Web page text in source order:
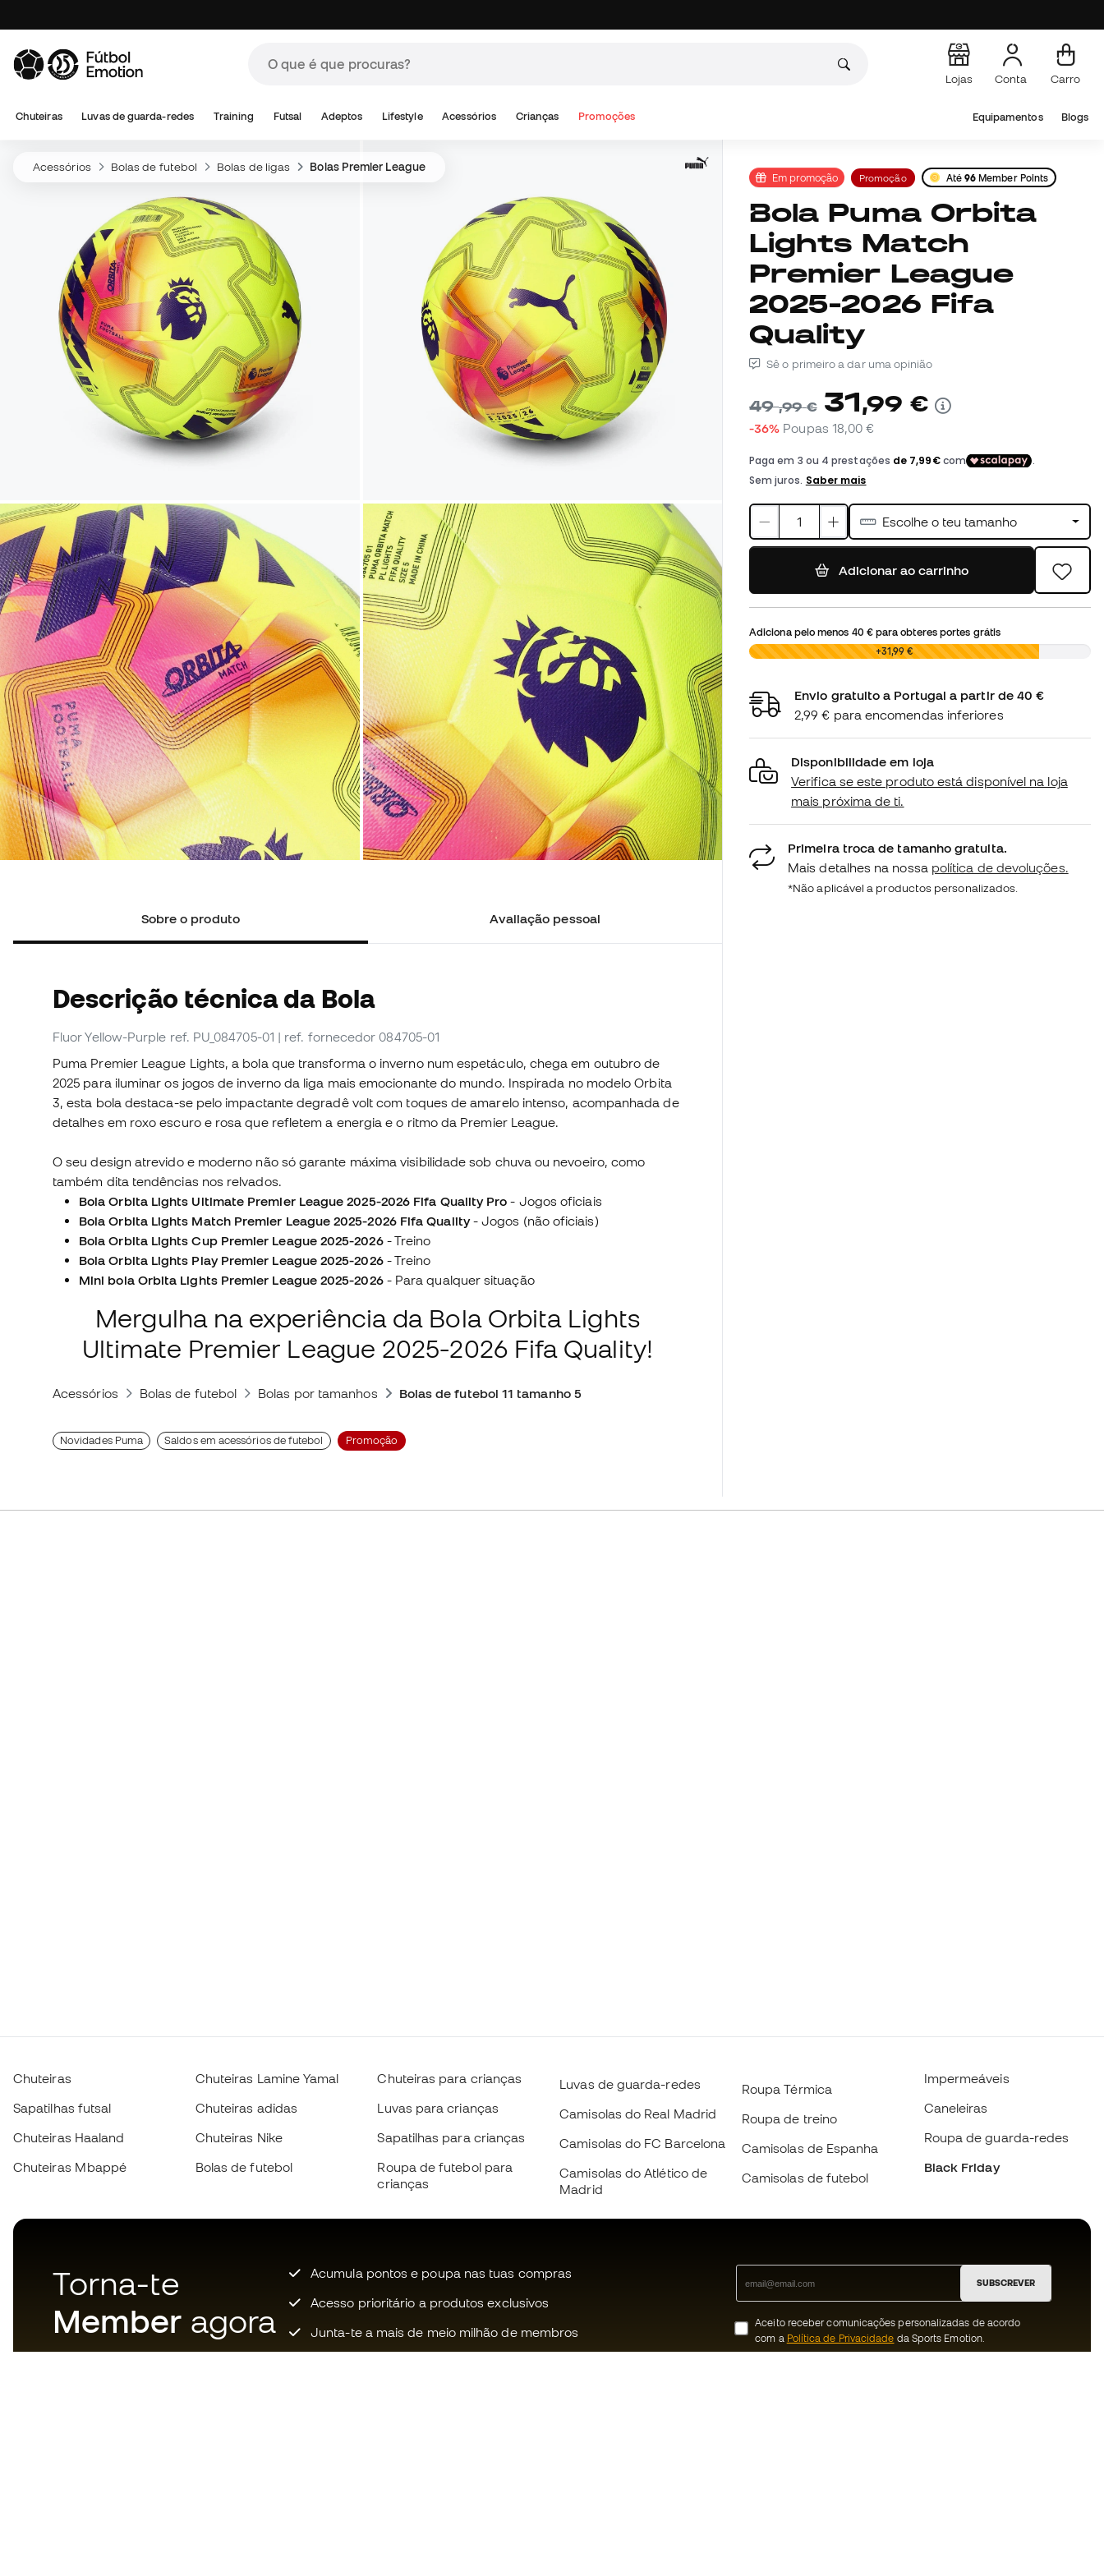
Lojas Conta Carro
Chuteiras Luvas de guarda-redes Training Futsal Adeptos Lifestyle Acessórios Crianças Promoções Equipamentos Blogs
Acessórios Bolas de futebol Bolas de ligas Bolas Premier League
Sobre o produto Avaliação pessoal
Descrição técnica da Bola
Fluor Yellow-Purple ref. PU_084705-01 | ref. fornecedor 084705-01
Puma Premier League Lights, a bola que transforma o inverno num espetáculo, chega em outubro de
2025 para iluminar os jogos de inverno da liga mais emocionante do mundo. Inspirada no modelo Orbita
3, esta bola destaca-se pelo impactante degradê volt com toques de amarelo intenso, acompanhada de
detalhes em roxo escuro e rosa que refletem a energia e o ritmo da Premier League.
O seu design atrevido e moderno não só garante máxima visibilidade sob chuva ou nevoeiro, como
também dita tendências nos relvados.
Bola Orbita Lights Ultimate Premier League 2025-2026 Fifa Quality Pro - Jogos oficiais
Bola Orbita Lights Match Premier League 2025-2026 Fifa Quality- Jogos (não oficiais)
Bola Orbita Lights Cup Premier League 2025-2026 - Treino
Bola Orbita Lights Play Premier League 2025-2026- Treino
Mini bola Orbita Lights Premier League 2025-2026- Para qualquer situação
Mergulha na experiência da Bola Orbita Lights
Ultimate Premier League 2025-2026 Fifa Quality!
Acessórios Bolas de futebol Bolas por tamanhos Bolas de futebol 11 tamanho 5
Novidades Puma Saldos em acessórios de futebol Promoção
Em promoção Promoção Até 96 Member Points
Bola Puma Orbita
Lights Match
Premier League
2025-2026 Fifa
Quality
Sê o primeiro a dar uma opinião
49,99 € 31,99 €
-36% Poupas 18,00 €
Escolhe o teu tamanho
Adicionar ao carrinho
Adiciona pelo menos 40 €para obteres portes grátis
0,00 € +31,99 €
Envio gratuito a Portugal a partir de 40 €
2,99 € para encomendas inferiores
Disponibilidade em loja
Verifica se este produto está disponível na loja
mais próxima de ti.
Primeira troca de tamanho gratuita.
Mais detalhes na nossa política de devoluções.
*Não aplicável a productos personalizados.
Chuteiras
Sapatilhas futsal
Chuteiras Haaland
Chuteiras Mbappé
Chuteiras Lamine Yamal
Chuteiras adidas
Chuteiras Nike
Bolas de futebol
Chuteiras para crianças
Luvas para crianças
Sapatilhas para crianças
Roupa de futebol para
crianças
Luvas de guarda-redes
Camisolas do Real Madrid
Camisolas do FC Barcelona
Camisolas do Atlético de
Madrid
Roupa Térmica
Roupa de treino
Camisolas de Espanha
Camisolas de futebol
Impermeáveis
Caneleiras
Roupa de guarda-redes
Black Friday
Torna-te
Member agora
Acumula pontos e poupa nas tuas compras
Acesso prioritário a produtos exclusivos
Junta-te a mais de meio milhão de membros
SUBSCREVER
Aceito receber comunicações personalizadas de acordo
com a Política de Privacidade da Sports Emotion.